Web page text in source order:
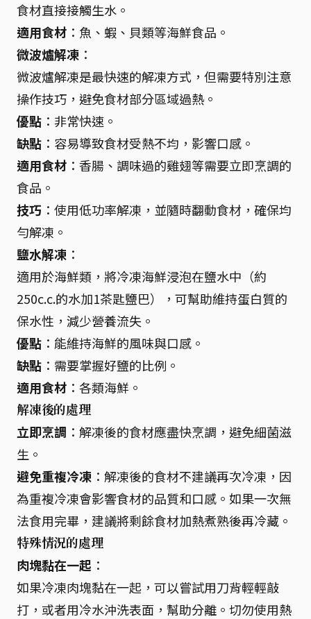
食材直接接觸生水。
適用食材 ：魚、蝦、貝類等海鮮食品。
微波爐解凍 ：
微波爐解凍是最快速的解凍方式，但需要特別注意
操作技巧，避免食材部分區域過熱。
優點 ：非常快速。
缺點 ：容易導致食材受熱不均，影響口感。
適用食材 ：香腸、調味過的雞翅等需要立即烹調的
食品。
技巧 ：使用低功率解凍，並隨時翻動食材，確保均
勻解凍。
鹽水解凍 ：
適用於海鮮類，將冷凍海鮮浸泡在鹽水中（約
250c.c.的水加1茶匙鹽巴），可幫助維持蛋白質的
保水性，減少營養流失。
優點 ：能維持海鮮的風味與口感。
缺點 ：需要掌握好鹽的比例。
適用食材 ：各類海鮮。
解凍後的處理
立即烹調 ：解凍後的食材應盡快烹調，避免細菌滋
生。
避免重複冷凍 ：解凍後的食材不建議再次冷凍，因
為重複冷凍會影響食材的品質和口感。如果一次無
法食用完畢，建議將剩餘食材加熱煮熟後再冷藏。
特殊情況的處理
肉塊黏在一起 ：
如果冷凍肉塊黏在一起，可以嘗試用刀背輕輕敲
打，或者用冷水沖洗表面，幫助分離。切勿使用熱